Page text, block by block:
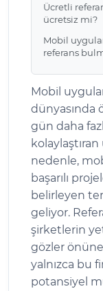
Ücretli
ücretsiz mi?
Mobil
referans
Mobil
dünyasında
gün daha
nedenle,
başarılı
belirleyen
geliyor.
şirketlerin
gözler önüne
yalnızca bu
potansiyel